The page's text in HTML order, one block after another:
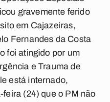
gravemente ferido
em Cajazeiras,
Fernandes da Costa
foi atingido por um
e Trauma de
está internado,
(24) que o PM não